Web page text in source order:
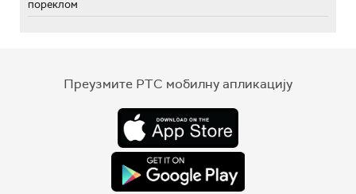
пореклом
Преузмите РТС мобилну апликацију